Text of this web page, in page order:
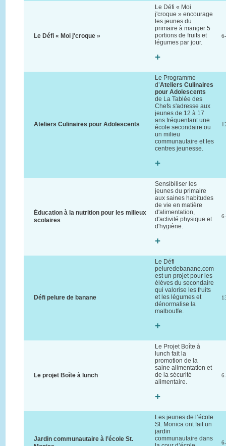
Le Défi « Moi j'croque »
Le Défi « Moi
j'croque » encourage
les jeunes du
primaire à manger 5
portions de fruits et
légumes par jour.
+
Ateliers Culinaires pour Adolescents
Le Programme
d’Ateliers Culinaires
pour Adolescents
de La Tablée des
Chefs s'adresse aux
jeunes de 12 à 17
ans fréquentant une
école secondaire ou
un milieu
communautaire et les
centres jeunesse.
+
Éducation à la nutrition pour les milieux
scolaires
Sensibiliser les
jeunes du primaire
aux saines habitudes
de vie en matière
d'alimentation,
d'activité physique et
d'hygiène.
+
Défi pelure de banane
Le Défi
peluredebanane.com
est un projet pour les
élèves du secondaire
qui valorise les fruits
et les légumes et
dénormalise la
malbouffe.
+
Le projet Boîte à lunch
Le Projet Boîte à
lunch fait la
promotion de la
saine alimentation et
de la sécurité
alimentaire.
+
Jardin communautaire à l’école St.
Les jeunes de l’école
St. Monica ont fait un
jardin
communautaire dans